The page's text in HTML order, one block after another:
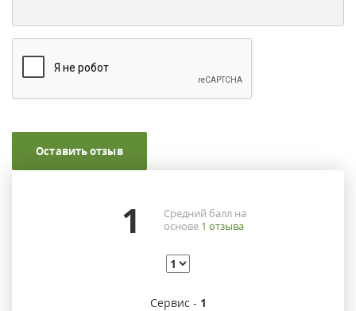
Оставить отзыв
1
Средний балл на
основе 1 отзыва
Сервис - 1